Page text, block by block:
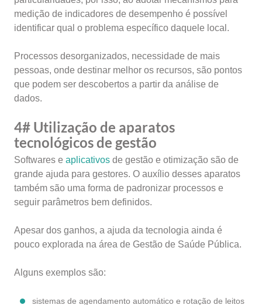
medição de indicadores de desempenho é possível
identificar qual o problema específico daquele local.
Processos desorganizados, necessidade de mais
pessoas, onde destinar melhor os recursos, são pontos
que podem ser descobertos a partir da análise de
dados.
4# Utilização de aparatos
tecnológicos de gestão
Softwares e aplicativos de gestão e otimização são de
grande ajuda para gestores. O auxílio desses aparatos
também são uma forma de padronizar processos e
seguir parâmetros bem definidos.
Apesar dos ganhos, a ajuda da tecnologia ainda é
pouco explorada na área de Gestão de Saúde Pública.
Alguns exemplos são:
sistemas de agendamento automático e rotação de leitos